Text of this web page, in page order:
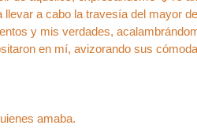
a cabo la travesía del mayor
y mis verdades,
en mí, avizorando sus
amaba.